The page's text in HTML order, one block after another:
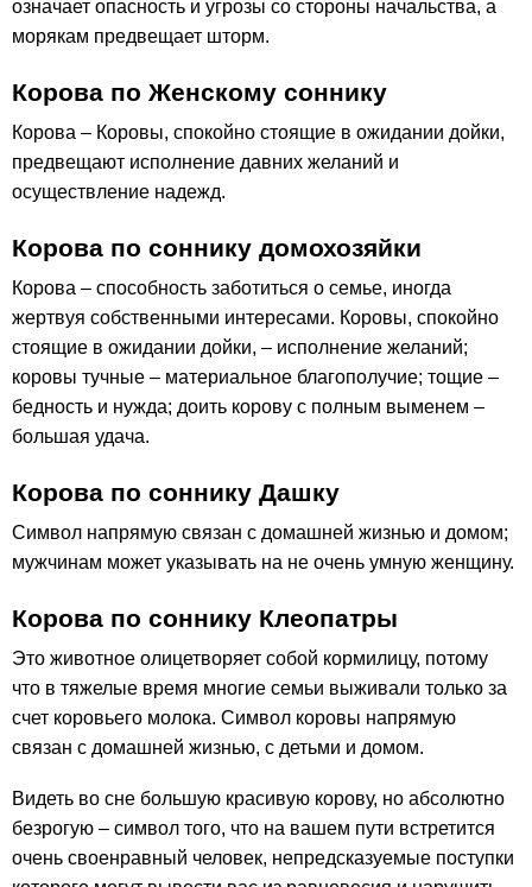
означает опасность и угрозы со стороны начальства, а
морякам предвещает шторм.
Корова по Женскому соннику
Корова – Коровы, спокойно стоящие в ожидании дойки,
предвещают исполнение давних желаний и
осуществление надежд.
Корова по соннику домохозяйки
Корова – способность заботиться о семье, иногда
жертвуя собственными интересами. Коровы, спокойно
стоящие в ожидании дойки, – исполнение желаний;
коровы тучные – материальное благополучие; тощие –
бедность и нужда; доить корову с полным выменем –
большая удача.
Корова по соннику Дашку
Символ напрямую связан с домашней жизнью и домом;
мужчинам может указывать на не очень умную женщину.
Корова по соннику Клеопатры
Это животное олицетворяет собой кормилицу, потому
что в тяжелые время многие семьи выживали только за
счет коровьего молока. Символ коровы напрямую
связан с домашней жизнью, с детьми и домом.
Видеть во сне большую красивую корову, но абсолютно
безрогую – символ того, что на вашем пути встретится
очень своенравный человек, непредсказуемые поступки